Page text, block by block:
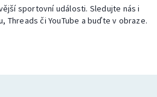
sportovní události. Sledujte nás i
Threads či YouTube a buďte v obraze.